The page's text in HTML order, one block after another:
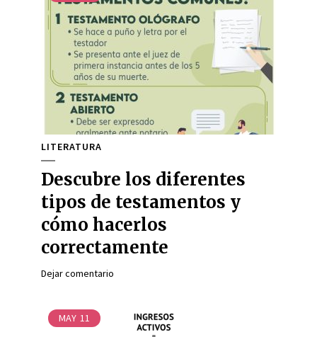
LITERATURA
Descubre los diferentes
tipos de testamentos y
cómo hacerlos
correctamente
Dejar comentario
MAY 11